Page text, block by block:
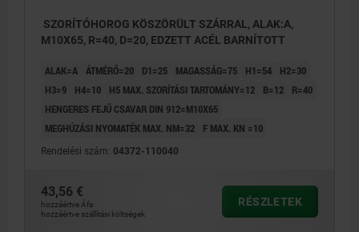
SZORÍTÓHOROG KÖSZÖRÜLT SZÁRRAL, ALAK:A,
M10X65, R=40, D=20, EDZETT ACÉL BARNÍTOTT
ALAK=A ÁTMÉRŐ=20 D1=25 MAGASSÁG=75 H1=54
H2=30
H3=9
H4=10 H5 MAX. SZORÍTÁSI TARTOMÁNY=12 B=12
R=40
HENGERES FEJŰ CSAVAR DIN 912=M10X65
MEGHÚZÁSI NYOMATÉK MAX. NM=32
F MAX. KN =10
Rendelési szám: 04372-110040
43,56 €
hozzáértve Áfa
hozzáértve szállítási költségek
RÉSZLETEK